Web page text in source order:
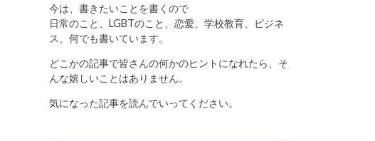
今は、書きたいことを書くので
日常のこと、LGBTのこと、恋愛、学校教育、ビジネ
ス、何でも書いています。
どこかの記事で皆さんの何かのヒントになれたら、そ
んな嬉しいことはありません。
気になった記事を読んでいってください。